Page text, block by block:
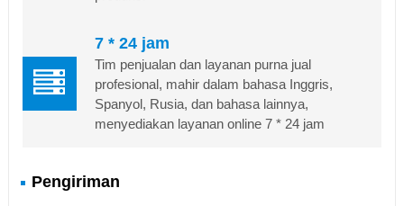
7 * 24 jam
Tim penjualan dan layanan purna jual
profesional, mahir dalam bahasa Inggris,
Spanyol, Rusia, dan bahasa lainnya,
menyediakan layanan online 7 * 24 jam
Pengiriman